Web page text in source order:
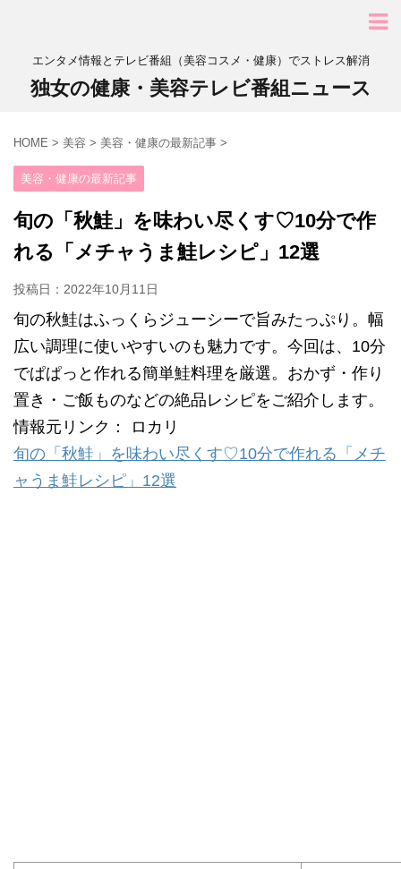
エンタメ情報とテレビ番組（美容コスメ・健康）でストレス解消
独女の健康・美容テレビ番組ニュース
HOME > 美容 > 美容・健康の最新記事 >
美容・健康の最新記事
旬の「秋鮭」を味わい尽くす♡10分で作
れる「メチャうま鮭レシピ」12選
投稿日： 2022年10月11日
旬の秋鮭はふっくらジューシーで旨みたっぷり。幅
広い調理に使いやすいのも魅力です。今回は、10分
でぱぱっと作れる簡単鮭料理を厳選。おかず・作り
置き・ご飯ものなどの絶品レシピをご紹介します。
情報元リンク： ロカリ
旬の「秋鮭」を味わい尽くす♡10分で作れる「メチ
ャうま鮭レシピ」12選